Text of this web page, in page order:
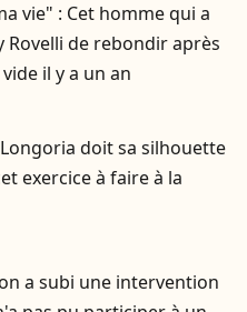
vie" : Cet homme qui a
Rovelli de rebondir après
il y a un an
Longoria doit sa silhouette
exercice à faire à la
a subi une intervention